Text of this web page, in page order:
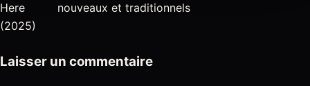
Here
(2025)
nouveaux et traditionnels
Laisser un commentaire